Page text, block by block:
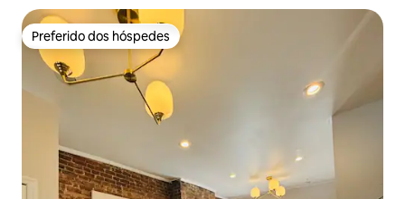
Preferido dos hóspedes
Preferido dos hóspedes